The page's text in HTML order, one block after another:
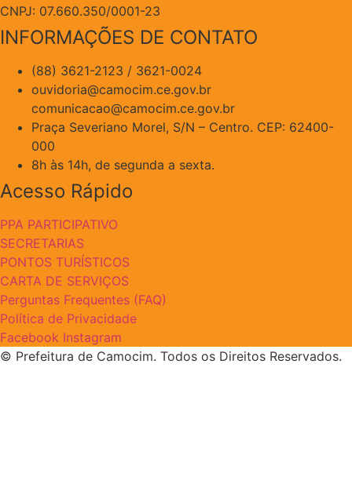
CNPJ: 07.660.350/0001-23
INFORMAÇÕES DE CONTATO
(88) 3621-2123 / 3621-0024
ouvidoria@camocim.ce.gov.br
comunicacao@camocim.ce.gov.br
Praça Severiano Morel, S/N – Centro. CEP: 62400-
000
8h às 14h, de segunda a sexta.
Acesso Rápido
PPA PARTICIPATIVO
SECRETARIAS
PONTOS TURÍSTICOS
CARTA DE SERVIÇOS
Perguntas Frequentes (FAQ)
Política de Privacidade
Facebook Instagram
© Prefeitura de Camocim. Todos os Direitos Reservados.